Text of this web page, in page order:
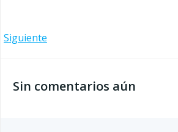
de
entradas
Navegación
de
entradas
Siguiente
Sin comentarios aún